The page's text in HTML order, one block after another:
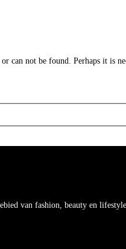
can not be found. Perhaps it is
van fashion, beauty en